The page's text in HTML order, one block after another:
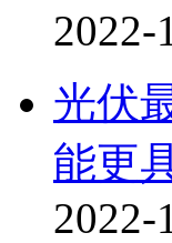
2022-
光伏
能更
2022-